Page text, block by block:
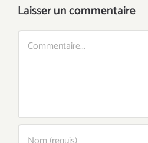
Laisser un commentaire
Commentaire